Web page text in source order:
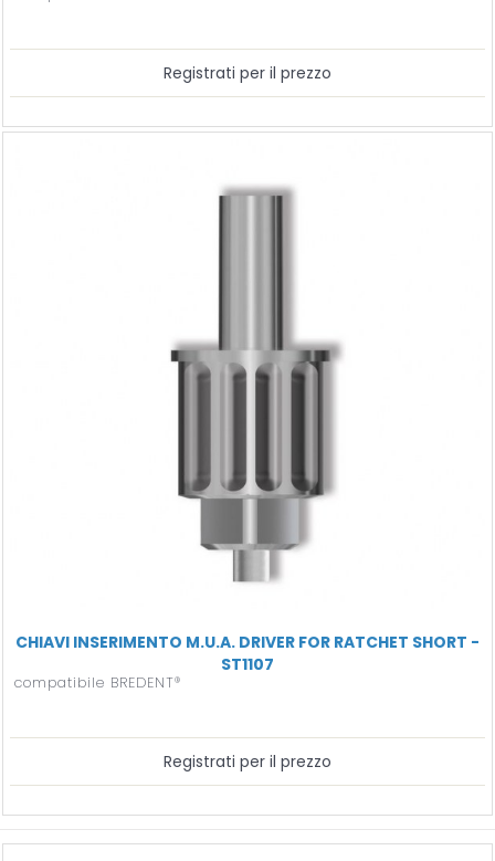
Registrati per il prezzo
CHIAVI INSERIMENTO M.U.A. DRIVER FOR RATCHET SHORT -
ST1107
compatibile BREDENT®
Registrati per il prezzo